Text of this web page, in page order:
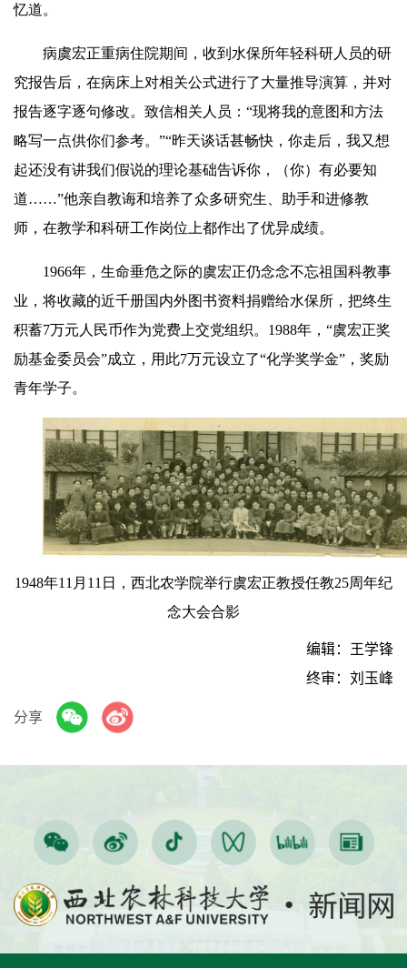
忆道。
病虞宏正重病住院期间，收到水保所年轻科研人员的研
究报告后，在病床上对相关公式进行了大量推导演算，并对
报告逐字逐句修改。致信相关人员：“现将我的意图和方法
略写一点供你们参考。”“昨天谈话甚畅快，你走后，我又想
起还没有讲我们假说的理论基础告诉你，（你）有必要知
道……”他亲自教诲和培养了众多研究生、助手和进修教
师，在教学和科研工作岗位上都作出了优异成绩。
1966年，生命垂危之际的虞宏正仍念念不忘祖国科教事
业，将收藏的近千册国内外图书资料捐赠给水保所，把终生
积蓄7万元人民币作为党费上交党组织。1988年，“虞宏正奖
励基金委员会”成立，用此7万元设立了“化学奖学金”，奖励
青年学子。
1948年11月11日，西北农学院举行虞宏正教授任教25周年纪
念大会合影
编辑：王学锋
终审：刘玉峰
分享